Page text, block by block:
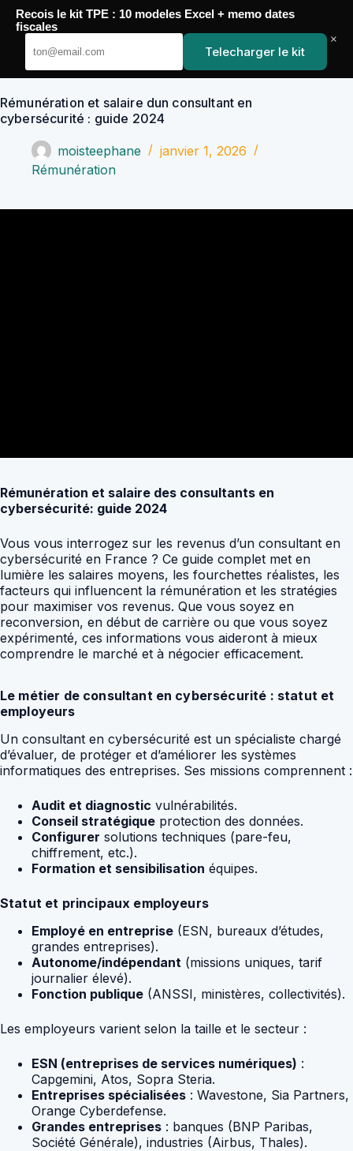
Passer
contenu
YoupiJobs
Rémunération et salaire dun consultant en
cybersécurité : guide 2024
moisteephane
janvier 1, 2026
Rémunération
Rémunération et salaire des consultants en
cybersécurité: guide 2024
Vous vous interrogez sur les revenus d’un consultant en
cybersécurité en France ? Ce guide complet met en
lumière les salaires moyens, les fourchettes réalistes, les
facteurs qui influencent la rémunération et les stratégies
pour maximiser vos revenus. Que vous soyez en
reconversion, en début de carrière ou que vous soyez
expérimenté, ces informations vous aideront à mieux
comprendre le marché et à négocier efficacement.
Le métier de consultant en cybersécurité : statut et
employeurs
Un consultant en cybersécurité est un spécialiste chargé
d’évaluer, de protéger et d’améliorer les systèmes
informatiques des entreprises. Ses missions comprennent :
Audit et diagnostic vulnérabilités.
Conseil stratégique protection des données.
Configurer solutions techniques (pare-feu,
chiffrement, etc.).
Formation et sensibilisation équipes.
Statut et principaux employeurs
Employé en entreprise (ESN, bureaux d’études,
grandes entreprises).
Autonome/indépendant (missions uniques, tarif
journalier élevé).
Fonction publique (ANSSI, ministères, collectivités).
Les employeurs varient selon la taille et le secteur :
ESN (entreprises de services numériques) :
Capgemini, Atos, Sopra Steria.
Entreprises spécialisées : Wavestone, Sia Partners,
Orange Cyberdefense.
Grandes entreprises : banques (BNP Paribas,
Société Générale), industries (Airbus, Thales).
Recois le kit TPE : 10 modeles Excel + memo dates
fiscales
Telecharger le kit
×